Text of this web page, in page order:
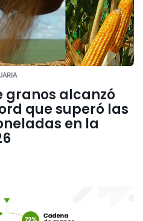
granos alcanzó
que superó las
en la